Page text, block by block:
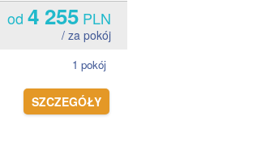
od 4 255 PLN
/ za pokój
1 pokój
SZCZEGÓŁY